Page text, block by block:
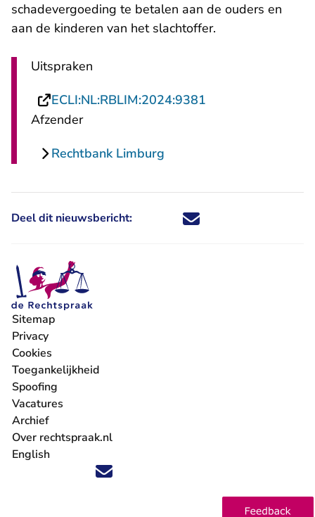
schadevergoeding te betalen aan de ouders en
aan de kinderen van het slachtoffer.
Uitspraken
ECLI:NL:RBLIM:2024:9381
Afzender
Rechtbank Limburg
Deel dit nieuwsbericht: Deel dit nieuwsbericht via X -
Deel dit nieuwsbericht via
Deel dit nieuwsbericht
Deel dit
Volg ons op X (Twitter) - U verlaat Rechtspraak.nl
Volg ons op Facebook - U verlaat Rechtspraak.nl
Volg ons op Instagram - U verlaat Rechtspraak.nl
Volg ons op Youtube - U verlaat Rechtspraak.nl
Volg ons op LinkedIn - U verlaat
'Blijf op de hoogte' nieuwsbrief - U verlaat
Sitemap
Privacy
Cookies
Toegankelijkheid
Spoofing
Vacatures
- U verlaat Rechtspraak.nl
Archief
Over rechtspraak.nl
English